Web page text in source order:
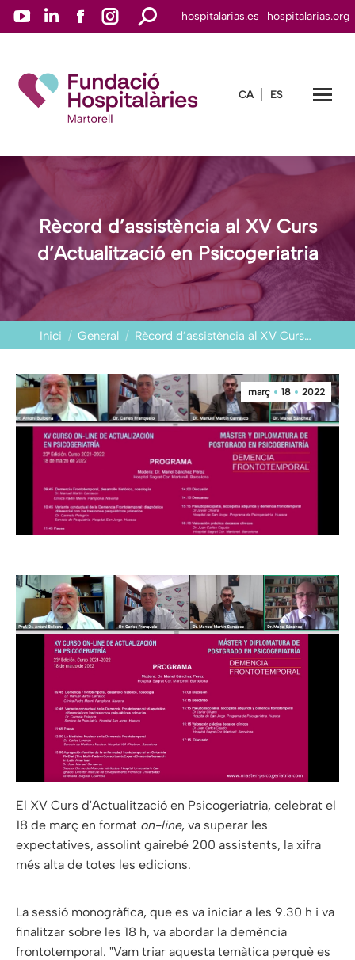
YouTube
in
Linkedin
in
new
Facebook
in
new
Instagram
in
Search: hospitalarias.es hospitalarias.org
CA ES
Rècord d’assistència al XV Curs
d’Actualització en Psicogeriatria
You are here:
Inici General Rècord d’assistència al XV Curs…
març 18 2022
El XV Curs d'Actualització en Psicogeriatria, celebrat el
18 de març en format on-line, va superar les
expectatives, assolint gairebé 200 assistents, la xifra
més alta de totes les edicions.
La sessió monogràfica, que es va iniciar a les 9.30 h i va
finalitzar sobre les 18 h, va abordar la demència
frontotemporal. "Vam triar aquesta temàtica perquè es